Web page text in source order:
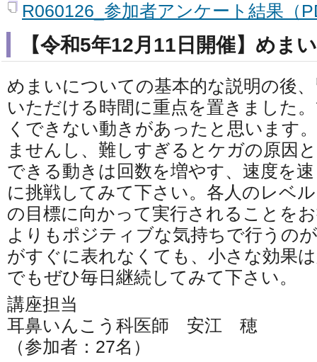
R060126_参加者アンケート結果（
【令和5年12月11日開催】めま
めまいについての基本的な説明の後
いただける時間に重点を置きました
くできない動きがあったと思います
ませんし、難しすぎるとケガの原因
できる動きは回数を増やす、速度を
に挑戦してみて下さい。各人のレベ
の目標に向かって実行されることを
よりもポジティブな気持ちで行うの
がすぐに表れなくても、小さな効果
でもぜひ毎日継続してみて下さい。
講座担当
耳鼻いんこう科医師 安江 穂
（参加者：27名）